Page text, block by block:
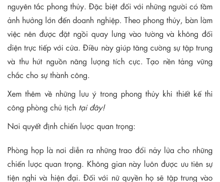
nguyên tắc phong thủy. Đặc biệt đối với những người có tầm
ảnh hưởng lớn đến doanh nghiệp. Theo phong thủy, bàn làm
việc nên được đặt ngồi quay lưng vào tường và không đối
diện trực tiếp với cửa. Điều này giúp tăng cường sự tập trung
và thu hút nguồn năng lượng tích cực. Tạo nền tảng vững
chắc cho sự thành công.
Xem thêm về những lưu ý trong phong thủy khi thiết kế thi
công phòng chủ tịch tại đây!
Nơi quyết định chiến lược quan trọng:
Phòng họp là nơi diễn ra những trao đổi nảy lửa cho những
chiến lược quan trọng. Không gian này luôn được ưu tiên sự
tiện nghi và hiện đại. Đối với nữ quyền họ sẽ tập trung vào